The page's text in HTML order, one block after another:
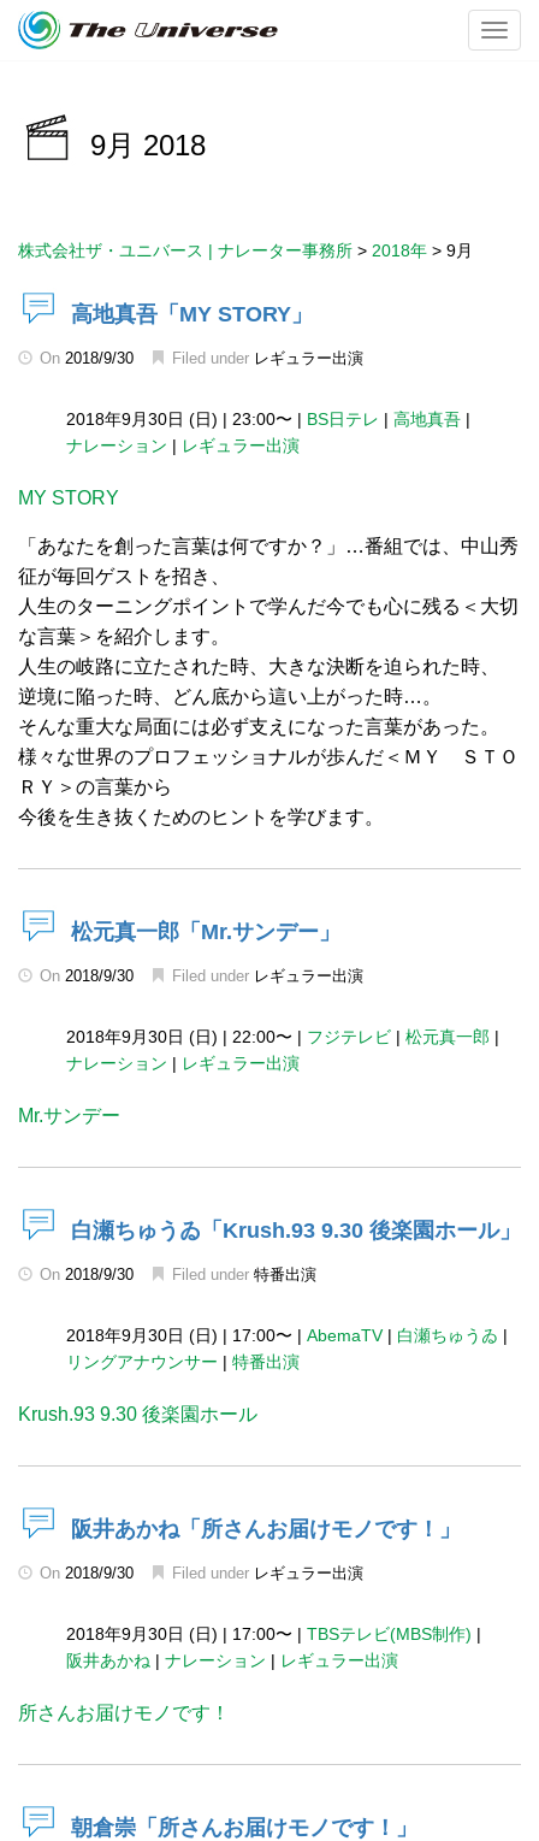
9月 2018
株式会社ザ・ユニバース | ナレーター事務所 > 2018年 > 9月
高地真吾「MY STORY」
On 2018/9/30 Filed under レギュラー出演
2018年9月30日 (日) | 23:00〜 | BS日テレ | 高地真吾 |
ナレーション | レギュラー出演
MY STORY
「あなたを創った言葉は何ですか？」…番組では、中山秀
征が毎回ゲストを招き、
人生のターニングポイントで学んだ今でも心に残る＜大切
な言葉＞を紹介します。
人生の岐路に立たされた時、大きな決断を迫られた時、
逆境に陥った時、どん底から這い上がった時…。
そんな重大な局面には必ず支えになった言葉があった。
様々な世界のプロフェッショナルが歩んだ＜ＭＹ ＳＴＯ
ＲＹ＞の言葉から
今後を生き抜くためのヒントを学びます。
松元真一郎「Mr.サンデー」
On 2018/9/30 Filed under レギュラー出演
2018年9月30日 (日) | 22:00〜 | フジテレビ | 松元真一郎 |
ナレーション | レギュラー出演
Mr.サンデー
白瀬ちゅうゐ「Krush.93 9.30 後楽園ホール」
On 2018/9/30 Filed under 特番出演
2018年9月30日 (日) | 17:00〜 | AbemaTV| 白瀬ちゅうゐ |
リングアナウンサー | 特番出演
Krush.93 9.30 後楽園ホール
阪井あかね「所さんお届けモノです！」
On 2018/9/30 Filed under レギュラー出演
2018年9月30日 (日) | 17:00〜 | TBSテレビ(MBS制作) |
阪井あかね | ナレーション | レギュラー出演
所さんお届けモノです！
朝倉崇「所さんお届けモノです！」